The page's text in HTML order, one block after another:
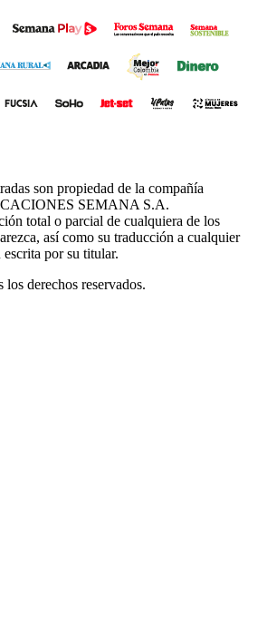
window
son propiedad de la compañía
SEMANA S.A.
total o parcial de cualquiera de los
así como su traducción a cualquier
por su titular.
derechos reservados.